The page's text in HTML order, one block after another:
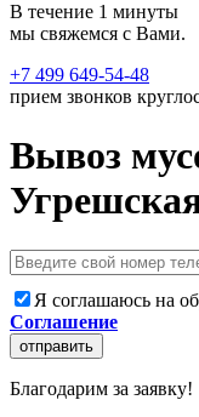
В течение 1 минуты
мы свяжемся с Вами.
+7 499 649-54-48
прием звонков
Вывоз
Я соглашаюсь на
Соглашение
отправить
Благодарим за заявку!